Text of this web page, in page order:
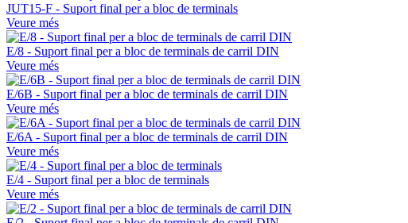
JUT15-F - Suport final per a bloc de terminals
Veure més
E/8 - Suport final per a bloc de terminals de carril DIN
Veure més
E/6B - Suport final per a bloc de terminals de carril DIN
Veure més
E/6A - Suport final per a bloc de terminals de carril DIN
Veure més
E/4 - Suport final per a bloc de terminals
Veure més